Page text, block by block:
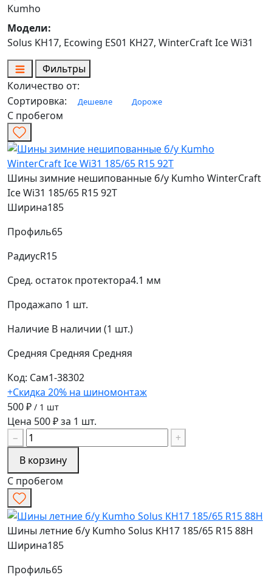
Kumho
Модели:
Solus KH17, Ecowing ES01 KH27, WinterCraft Ice Wi31
Фильтры
Количество от:
Сортировка:
Дешевле Дороже
С пробегом
Шины зимние нешипованные б/у Kumho WinterCraft
Ice Wi31 185/65 R15 92T
Ширина185
Профиль65
РадиусR15
Сред. остаток протектора4.1 мм
Продажапо 1 шт.
Наличие В наличии (1 шт.)
Средняя Средняя Средняя
Код: Сам1-38302
+Скидка 20% на шиномонтаж
500 ₽ / 1 шт
Цена 500 ₽ за 1 шт.
−
+
В корзину
С пробегом
Шины летние б/у Kumho Solus KH17 185/65 R15 88H
Ширина185
Профиль65